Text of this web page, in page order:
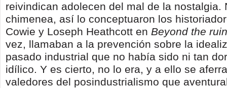
reivindican adolecen del mal de la nostalgia.
chimenea, así lo conceptuaron los
Cowie y Loseph Heathcott en Beyond the
vez, llamaban a la prevención sobre la
pasado industrial que no había sido ni tan
idílico. Y es cierto, no lo era, y a ello se
valedores del posindustrialismo que